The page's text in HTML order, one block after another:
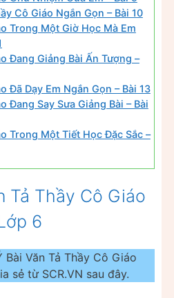
Cô Giáo Ngắn Gọn – Bài 10
Trong Một Giờ Học Mà Em
Đang Giảng Bài Ấn Tượng –
Đã Dạy Em Ngắn Gọn – Bài 13
Đang Say Sưa Giảng Bài – Bài
Trong Một Tiết Học Đặc Sắc –
Tả Thầy Cô Giáo
6
Bài Văn Tả Thầy Cô Giáo
sẻ từ SCR.VN sau đây.